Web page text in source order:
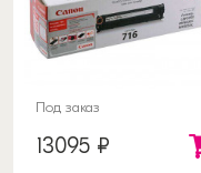
Под заказ
13095 ₽